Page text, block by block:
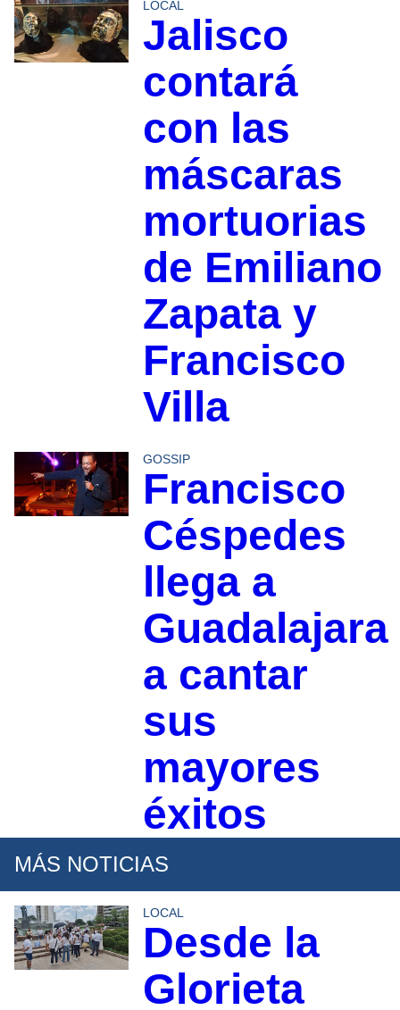
LOCAL
Jalisco
contará
con las
máscaras
mortuorias
de Emiliano
Zapata y
Francisco
Villa
GOSSIP
Francisco
Céspedes
llega a
Guadalajara
a cantar
sus
mayores
éxitos
MÁS NOTICIAS
LOCAL
Desde la
Glorieta